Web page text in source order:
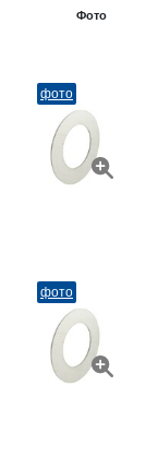
Фото
фото
фото